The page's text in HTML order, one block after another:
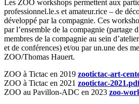
Les ZOO workshops permettent aux
professionnel.le.s et amateur.rice – de
développé par la compagnie. Ces
par l’ensemble de la compagnie (partage
membres de la compagnie au sein
et de conférences) et/ou par un.une des
ZOO/Thomas Hauert.
ZOO à Tictac en 2019 zootictac-art-
ZOO à Tictac en 2021 zootictac-
ZOO au Pavillon-ADC en 2023 zoo-